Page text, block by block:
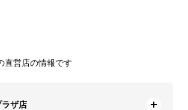
直営店の情報です
ラザ店